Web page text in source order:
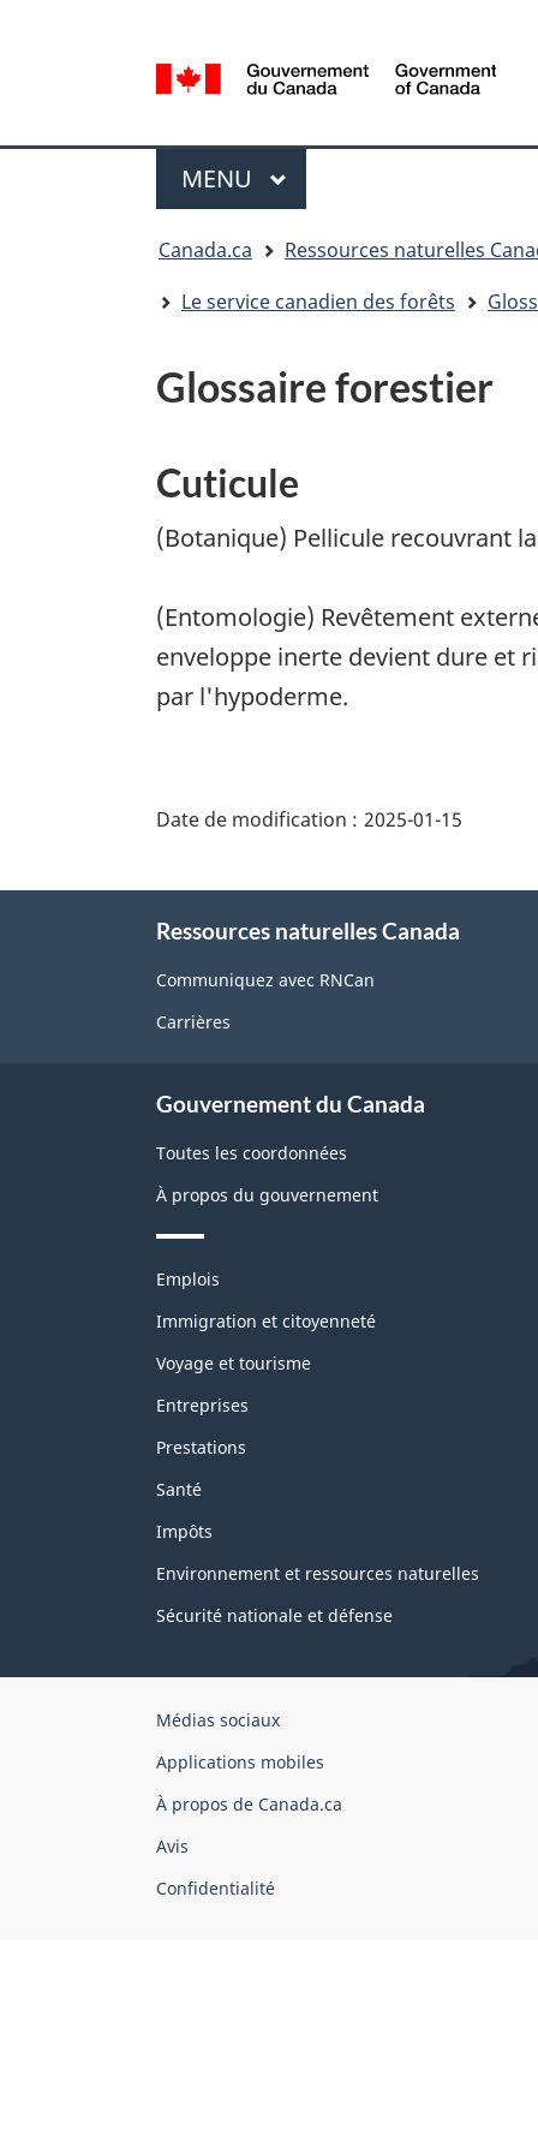
de
la
Government
MENU PRINCIPAL
Canada.ca
Ressources naturelles
Le service canadien des forêts
Glossaire forestier
Cuticule
(Botanique) Pellicule recouvrant
(Entomologie) Revêtement
enveloppe inerte devient dure et
par l'hypoderme.
de
page"
Date de modification : 2025-01-15
Ressources naturelles Canada
Communiquez avec RNCan
Carrières
Gouvernement du Canada
Toutes les coordonnées
À propos du gouvernement
Thèmes
sujets
Emplois
Immigration et citoyenneté
Voyage et tourisme
Entreprises
Prestations
Santé
Impôts
Environnement et ressources naturelles
Sécurité nationale et défense
Organisation
gouvernement
du
Canada
Médias sociaux
Applications mobiles
À propos de Canada.ca
Avis
Confidentialité